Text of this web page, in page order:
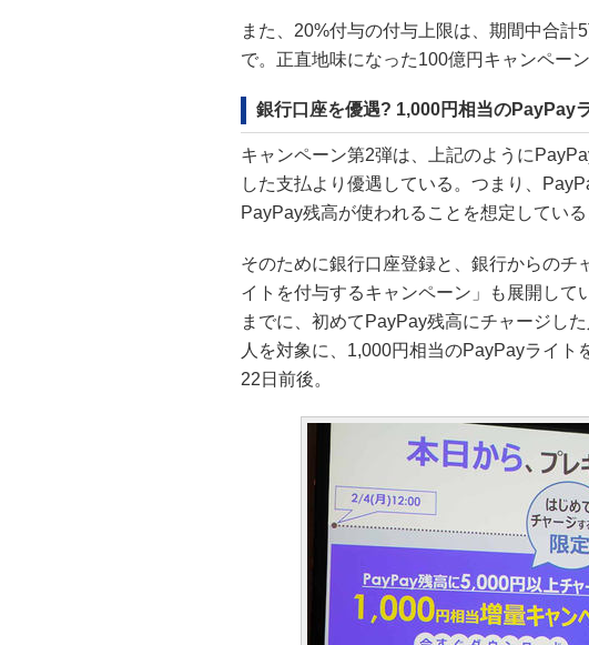
また、20%付与の付与上限は、期間中合計
で。正直地味になった100億円キャンペー
銀行口座を優遇? 1,000円相当のPayPay
キャンペーン第2弾は、上記のように
した支払より優遇している。つまり、
PayPay残高が使われることを想定している
そのために銀行口座登録と、銀行からのチ
イトを付与するキャンペーン」も展開し
までに、初めてPayPay残高にチャージし
人を対象に、1,000円相当のPayPayライト
22日前後。